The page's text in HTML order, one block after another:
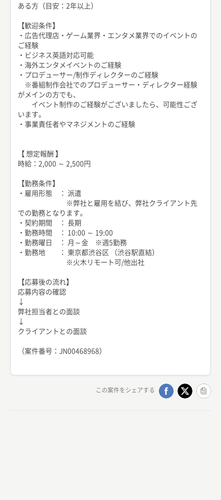
ある方（目安：2年以上）
【歓迎条件】
・広告代理店・ゲーム業界・エンタメ業界でのイベントの
ご経験
・ビジネス英語対応可能
・海外エンタメイベントのご経験
・プロデューサー/制作ディレクターのご経験
※番組制作会社でのプロデューサー・ディレクター経験
がメインの方でも、
イベント制作のご経験がございましたら、可能性ござ
います。
・事業責任者やマネジメントのご経験
【 想定報酬 】
時給：2,000 ～ 2,500円
【勤務条件】
・雇用形態 ： 派遣
※弊社と雇用を結び、弊社クライアント先
での勤務となります。
・契約期間 ： 長期
・勤務時間 ： 10:00 ～ 19:00
・勤務曜日 ： 月～金 ※週5勤務
・勤務地 ： 東京都渋谷区 （渋谷駅直結）
※火木リモート可/他出社
【応募後の流れ】
応募内容の確認
↓
弊社担当者との面談
↓
クライアントとの面談
（案件番号：JN00468968）
この案件をシェアする